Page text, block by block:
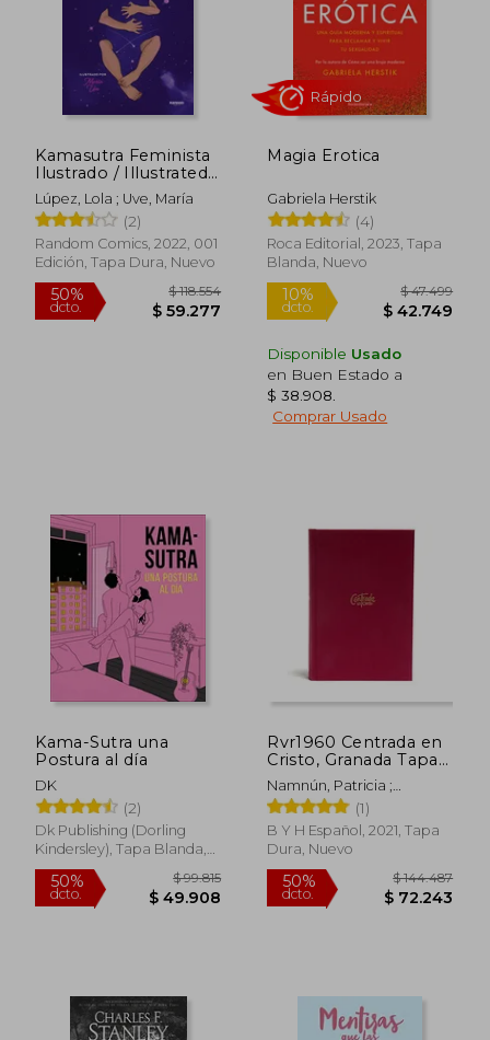
50% 50%
dcto.
50%
dcto.
$ 73.918
$ 36.959
Kamasutra Feminista
Ilustrado / Illustrated
Feminist Kamasutra
Lúpez, Lola ; Uve, María
(2)
Random Comics, 2022, 001
Edición, Tapa Dura, Nuevo
Magia Erotica
Gabriela Herstik
(4)
Roca Editorial, 2023, Tapa
Blanda, Nuevo
Disponible Usado
en Buen Estado a
$ 38.908
Comprar Usado
Kama-Sutra una
Postura al día
DK
(2)
Dk Publishing (Dorling
Kindersley), Tapa Blanda,
Nuevo
Rvr1960 Centrada en
Cristo, Granada Tapa
Dura: Biblia
Devocional Para
Mujeres (Spanish
Edition)
Namnún, Patricia ;
Scheraldi, Catherine ; De
López, Aixa
(1)
B Y H Español, 2021, Tapa
Dura, Nuevo